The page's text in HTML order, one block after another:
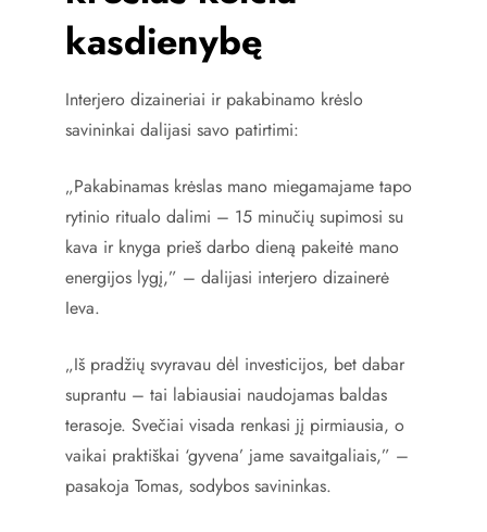
kasdienybę
Interjero dizaineriai ir pakabinamo krėslo
savininkai dalijasi savo patirtimi:
„Pakabinamas krėslas mano miegamajame tapo
rytinio ritualo dalimi – 15 minučių supimosi su
kava ir knyga prieš darbo dieną pakeitė mano
energijos lygį,” – dalijasi interjero dizainerė
Ieva.
„Iš pradžių svyravau dėl investicijos, bet dabar
suprantu – tai labiausiai naudojamas baldas
terasoje. Svečiai visada renkasi jį pirmiausia, o
vaikai praktiškai ‘gyvena’ jame savaitgaliais,” –
pasakoja Tomas, sodybos savininkas.